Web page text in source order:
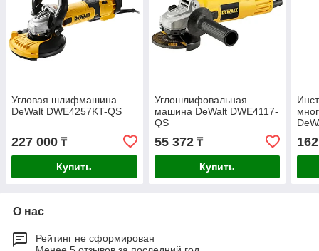
Угловая шлифмашина
DeWalt DWE4257KT-QS
227 000 ₸
Купить
Углошлифовальная
машина DeWalt DWE4117-
QS
55 372₸
Купить
О нас
Рейтинг не сформирован